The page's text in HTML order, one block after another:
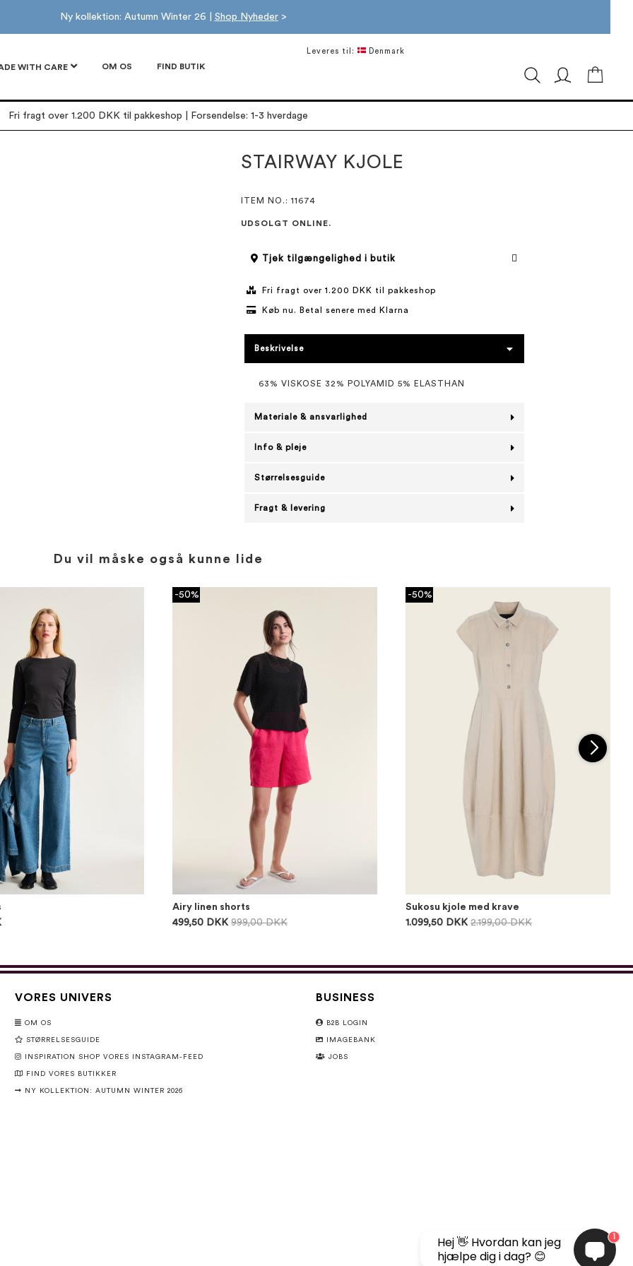
Ny kollektion: Autumn Winter 26 | Shop Nyheder>
WITH CARE OM OS FIND BUTIK
Leveres til: Denmark
Fri fragt over 1.200 DKK til pakkeshop | Forsendelse: 1-3 hverdage
STAIRWAY KJOLE
ITEM NO. : 11674
UDSOLGT ONLINE.
Tjek tilgængelighed i butik
Fri fragt over 1.200 DKK til pakkeshop
Køb nu. Betal senere med Klarna
Beskrivelse
63% VISKOSE 32% POLYAMID 5% ELASTHAN
Materiale & ansvarlighed
Info & pleje
Størrelsesguide
Fragt & levering
Du vil måske også kunne lide
-50%
Airy linen shorts
499,50 DKK 999,00 DKK
-50%
Sukosu kjole med krave
1.099,50 DKK 2.199,00 DKK
VORES UNIVERS
OM OS
STØRRELSESGUIDE
INSPIRATION SHOP VORES INSTAGRAM-FEED
FIND VORES BUTIKKER
NY KOLLEKTION: AUTUMN WINTER 2026
BUSINESS
B2B LOGIN
IMAGEBANK
JOBS
Hej 👋 Hvordan kan jeg
hjælpe dig i dag? 😊
1